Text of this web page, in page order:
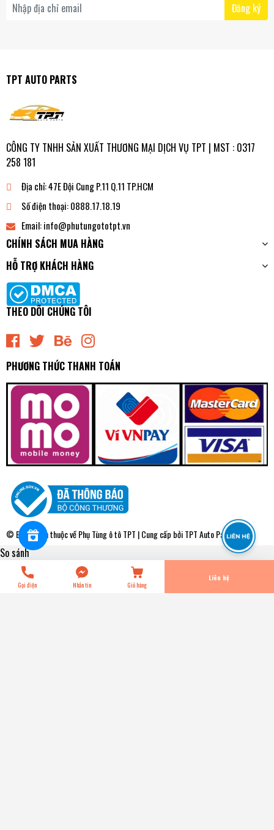
Đăng ký
TPT AUTO PARTS
CÔNG TY TNHH SẢN XUẤT THƯƠNG MẠI DỊCH VỤ TPT | MST : 0317
258 181
Địa chỉ:47E Đội Cung P.11 Q.11 TP.HCM
Số điện thoại:0888.17.18.19
Email:info@phutungototpt.vn
CHÍNH SÁCH MUA HÀNG
HỖ TRỢ KHÁCH HÀNG
THEO DÕI CHÚNG TÔI
PHƯƠNG THỨC THANH TOÁN
© Bản quyền thuộc vềPhụ Tùng ô tô TPT | Cung cấp bởiTPT Auto Parts
So sánh
6PK870 Dây Curoa 6PK MITSUBOSHI - Japan
0₫
undefined
Tiến Hành Thanh Toán
Gọi điện Nhắn tin Giỏ hàng
Liên hệ